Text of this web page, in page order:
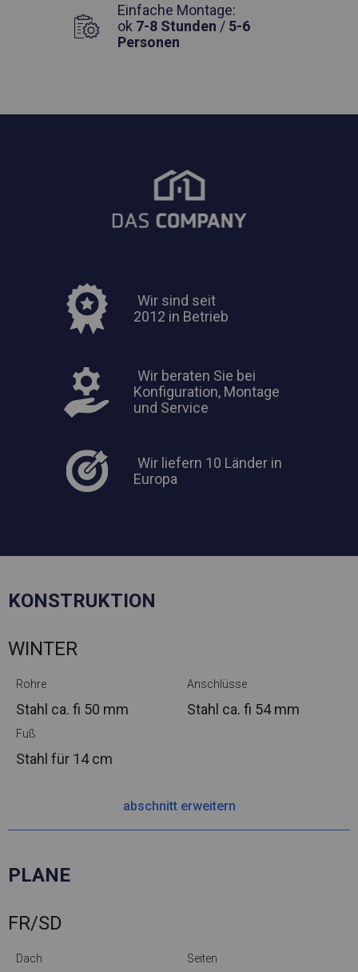
Einfache Montage:
ok 7-8 Stunden / 5-6
Personen
Wir sind seit
2012 in Betrieb
Wir beraten Sie bei
Konfiguration, Montage
und Service
Wir liefern 10 Länder in
Europa
KONSTRUKTION
WINTER
Rohre
Stahl ca. fi 50 mm
Anschlüsse
Stahl ca. fi 54 mm
Fuß
Stahl für 14 cm
abschnitt erweitern
PLANE
FR/SD
Dach Seiten